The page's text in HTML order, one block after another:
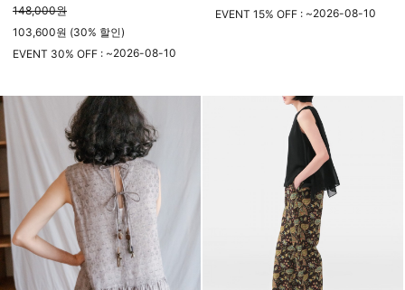
148,000원
103,600원 (30% 할인)
EVENT 30% OFF : ~2026-08-10
EVENT 15% OFF : ~2026-08-10